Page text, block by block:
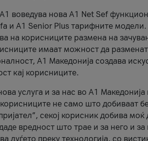
воведува нова A1 Net Sef
и A1 Senior Plus тарифните
на корисниците размена на
имаат можност да разменат
А1 Македонија создава
кај корисниците.
услуга и за нас во А1
не само што добиваат
секој корисник добива моќ
вредност што трае и за него и
луѓето преку технологија, со